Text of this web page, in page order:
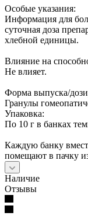
Особые указания:
Информация для
суточная доза
хлебной единицы.
Влияние на
Не влияет.
Форма выпуска/
Гранулы
Упаковка:
По 10 г в банках
Каждую банку
помещают в пачку
Наличие
Отзывы